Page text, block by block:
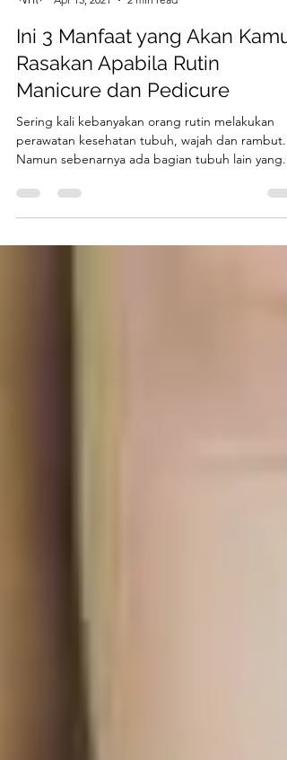
Apr 15, 2021
2 min read
Ini 3 Manfaat yang Akan Kamu
Rasakan Apabila Rutin
Manicure dan Pedicure
Sering kali kebanyakan orang rutin melakukan
Namun sebenarnya ada bagian tubuh lain yang...